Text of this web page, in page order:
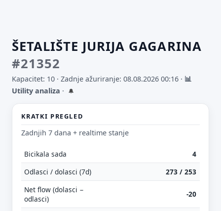
ŠETALIŠTE JURIJA GAGARINA
#21352
Kapacitet: 10 · Zadnje ažuriranje: 08.08.2026 00:16 · 📊
Utility analiza · 🔔
KRATKI PREGLED
Zadnjih 7 dana + realtime stanje
Bicikala sada
4
Odlasci / dolasci (7d)
273 / 253
Net flow (dolasci −
odlasci)
-20